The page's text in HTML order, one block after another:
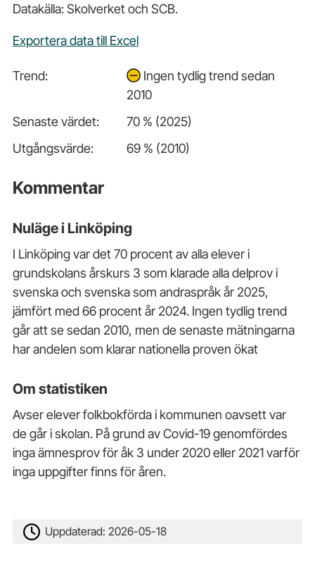
Datakälla: Skolverket och SCB.
Exportera data till Excel
Trend:
Ingen tydlig trend sedan
2010
Senaste värdet:
70 % (2025)
Utgångsvärde:
69 % (2010)
Kommentar
Nuläge i Linköping
I Linköping var det 70 procent av alla elever i
grundskolans årskurs 3 som klarade alla delprov i
svenska och svenska som andraspråk år 2025,
jämfört med 66 procent år 2024. Ingen tydlig trend
går att se sedan 2010, men de senaste mätningarna
har andelen som klarar nationella proven ökat
Om statistiken
Avser elever folkbokförda i kommunen oavsett var
de går i skolan. På grund av Covid-19 genomfördes
inga ämnesprov för åk 3 under 2020 eller 2021 varför
inga uppgifter finns för åren.
Uppdaterad:2026-05-18